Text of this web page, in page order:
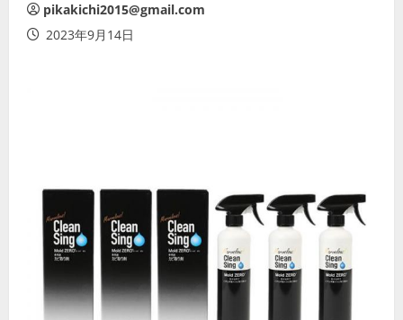
pikakichi2015@gmail.com
2023年9月14日